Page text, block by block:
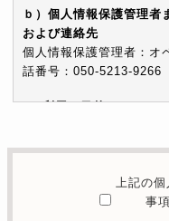
ｂ）個人情報保護管理者
および連絡先
個人情報保護管理者：オ
話番号：050-5213-9266
c）利用の目的
合わせを適切に受け付け
d）個人情報を第三者に
上記の
事